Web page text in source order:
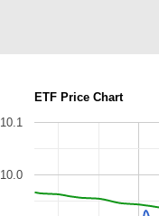
ETF Price Chart
10.0
10.1